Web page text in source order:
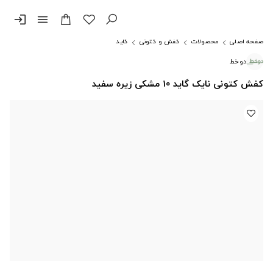
menu
login
صفحه اصلی محصولات کفش و کتونی
گاید
دوخط
کفش کتونی نایک گاید 10 مشکی زیره سفید